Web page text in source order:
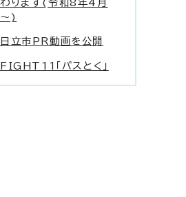
わります(令和8年4月
～)
日立市PR動画を公開
FIGHT11「パスとく」